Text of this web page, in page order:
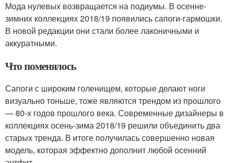
Мода нулевых возвращается на подиумы. В осенне-
зимних коллекциях 2018/19 появились сапоги-гармошки.
В новой редакции они стали более лаконичными и
аккуратными.
Что поменялось
Сапоги с широким голенищем, которые делают ноги
визуально тоньше, тоже являются трендом из прошлого
— 80-х годов прошлого века. Современные дизайнеры в
коллекциях осень-зима 2018/19 решили объединить два
старых тренда. В итоге получилась совершенно новая
модель, которая эффектно дополнит любой осенний